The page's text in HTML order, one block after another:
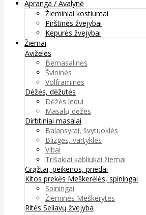
Apranga / Avalynė
Žieminiai kostiumai
Pirštinės žvejybai
Kepurės žvejybai
Žiemai
Avižėlės
Bemasalinės
Švininės
Volframinės
Dėžės, dėžutės
Dėžės ledui
Masalų dėžės
Dirbtiniai masalai
Balansyrai, švytuoklės
Blizgės, vartyklės
Vibai
Trišakiai kabliukai žiemai
Grąžtai, peikenos, priedai
Kitos prekės Meškerėlės, spiningai
Spiningai
Žieminės Meškerytės
Ritės Seliavų žvejyba